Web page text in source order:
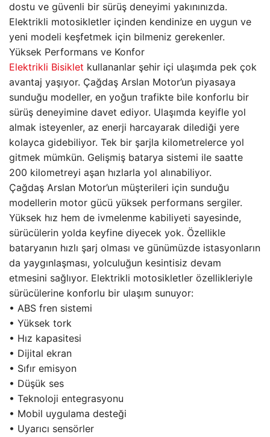
dostu ve güvenli bir sürüş deneyimi yakınınızda.
Elektrikli motosikletler içinden kendinize en uygun ve
yeni modeli keşfetmek için bilmeniz gerekenler.
Yüksek Performans ve Konfor
Elektrikli Bisiklet kullananlar şehir içi ulaşımda pek çok
avantaj yaşıyor. Çağdaş Arslan Motor’un piyasaya
sunduğu modeller, en yoğun trafikte bile konforlu bir
sürüş deneyimine davet ediyor. Ulaşımda keyifle yol
almak isteyenler, az enerji harcayarak dilediği yere
kolayca gidebiliyor. Tek bir şarjla kilometrelerce yol
gitmek mümkün. Gelişmiş batarya sistemi ile saatte
200 kilometreyi aşan hızlarla yol alınabiliyor.
Çağdaş Arslan Motor’un müşterileri için sunduğu
modellerin motor gücü yüksek performans sergiler.
Yüksek hız hem de ivmelenme kabiliyeti sayesinde,
sürücülerin yolda keyfine diyecek yok. Özellikle
bataryanın hızlı şarj olması ve günümüzde istasyonların
da yaygınlaşması, yolculuğun kesintisiz devam
etmesini sağlıyor. Elektrikli motosikletler özellikleriyle
sürücülerine konforlu bir ulaşım sunuyor:
• ABS fren sistemi
• Yüksek tork
• Hız kapasitesi
• Dijital ekran
• Sıfır emisyon
• Düşük ses
• Teknoloji entegrasyonu
• Mobil uygulama desteği
• Uyarıcı sensörler